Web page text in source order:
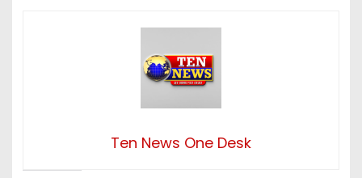
Ten News One Desk